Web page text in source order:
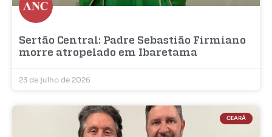
Sertão Central: Padre Sebastião Firmiano
morre atropelado em Ibaretama
23 de julho de 2026
CEARÁ